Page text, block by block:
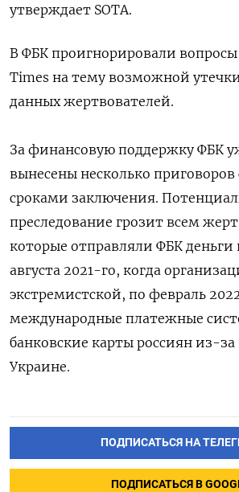
утверждает SOTA.
В ФБК проигнорировали вопросы
Times на тему возможной
данных жертвователей.
За финансовую поддержку ФБК
вынесены несколько
сроками заключения.
преследование грозит всем
которые отправляли ФБК деньги
августа 2021-го, когда
экстремистской, по февраль
международные платежные
банковские карты россиян из-
Украине.
ПОДПИСАТЬСЯ НА
ПОДПИСАТЬСЯ В